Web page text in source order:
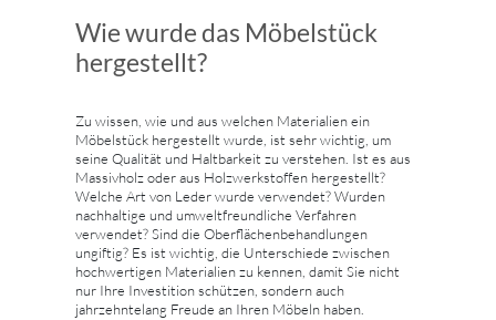
Wie wurde das Möbelstück
hergestellt?
Zu wissen, wie und aus welchen Materialien ein
Möbelstück hergestellt wurde, ist sehr wichtig, um
seine Qualität und Haltbarkeit zu verstehen. Ist es aus
Massivholz oder aus Holzwerkstoffen hergestellt?
Welche Art von Leder wurde verwendet? Wurden
nachhaltige und umweltfreundliche Verfahren
verwendet? Sind die Oberflächenbehandlungen
ungiftig? Es ist wichtig, die Unterschiede zwischen
hochwertigen Materialien zu kennen, damit Sie nicht
nur Ihre Investition schützen, sondern auch
jahrzehntelang Freude an Ihren Möbeln haben.